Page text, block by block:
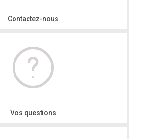
Contactez-nous
Vos questions